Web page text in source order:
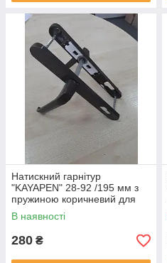
Натискний гарнітур
"KAYAPEN" 28-92 /195 мм з
пружиною коричневий для
ПВХ дверей
В наявності
280 ₴